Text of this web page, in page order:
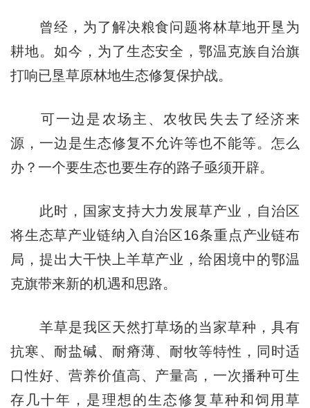
曾经，为了解决粮食问题将林草地开垦为
耕地。如今，为了生态安全，鄂温克族自治旗
打响已垦草原林地生态修复保护战。
可一边是农场主、农牧民失去了经济来
源，一边是生态修复不允许等也不能等。怎么
办？一个要生态也要生存的路子亟须开辟。
此时，国家支持大力发展草产业，自治区
将生态草产业链纳入自治区16条重点产业链布
局，提出大干快上羊草产业，给困境中的鄂温
克旗带来新的机遇和思路。
羊草是我区天然打草场的当家草种，具有
抗寒、耐盐碱、耐瘠薄、耐牧等特性，同时适
口性好、营养价值高、产量高，一次播种可生
存几十年，是理想的生态修复草种和饲用草